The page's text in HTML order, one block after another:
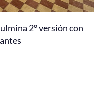
2° versión con